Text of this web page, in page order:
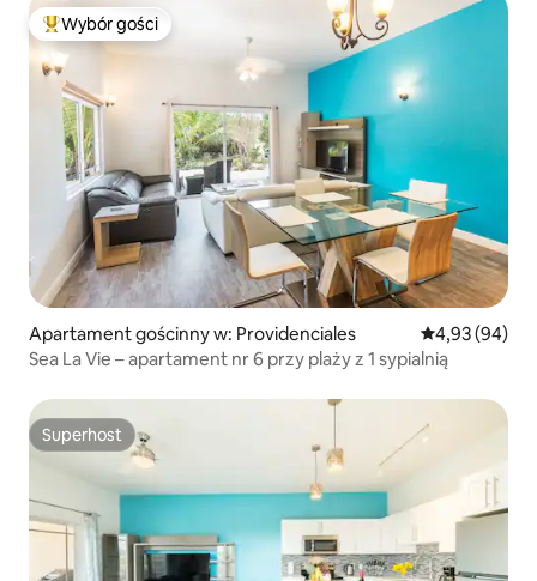
Najpopularniejsze z kategorii Wybór gości
Wybór gości
Apartament gościnny w: Providenciales Średnia
4,93 (94)
Sea La Vie – apartament nr 6 przy plaży z 1 sypialnią
Superhost
Superhost